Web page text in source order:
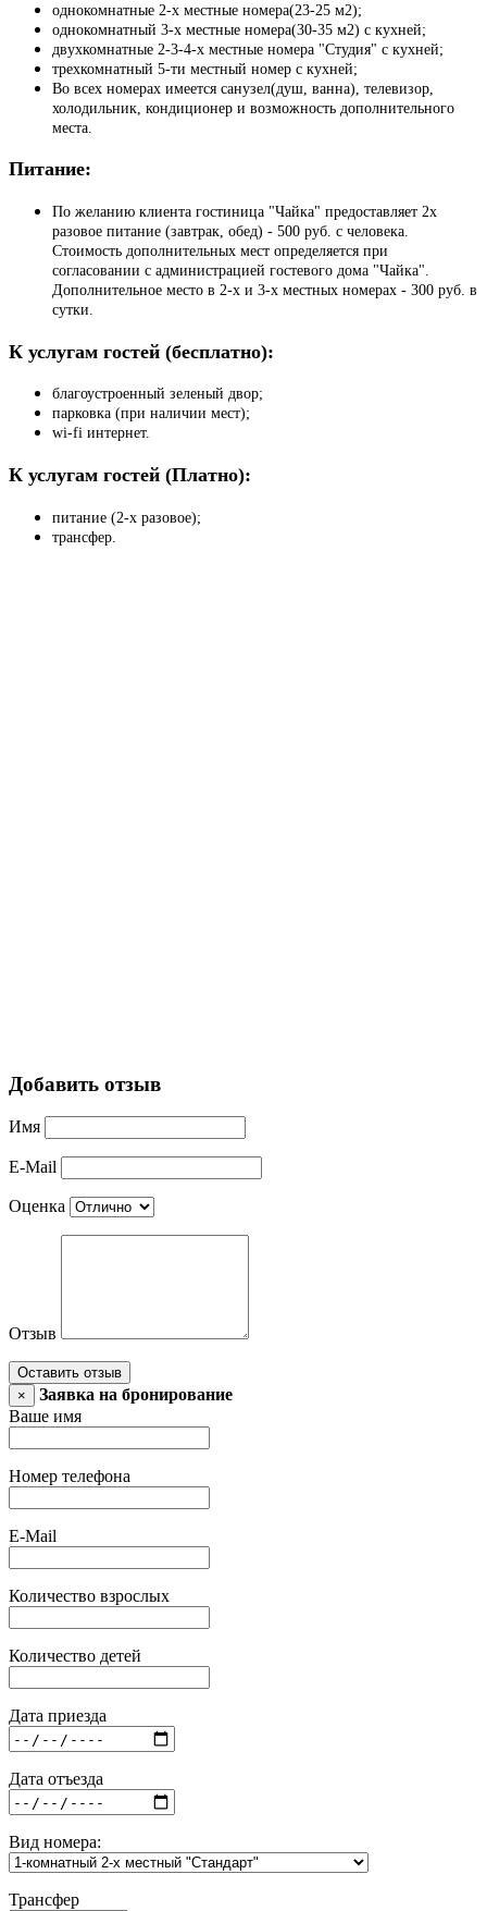
однокомнатные 2-х местные номера(23-25 м2);
однокомнатный 3-х местные номера(30-35 м2) с кухней;
двухкомнатные 2-3-4-х местные номера "Студия" с кухней;
трехкомнатный 5-ти местный номер с кухней;
Во всех номерах имеется санузел(душ, ванна), телевизор,
холодильник, кондиционер и возможность дополнительного
места.
Питание:
По желанию клиента гостиница "Чайка" предоставляет 2х
разовое питание (завтрак, обед) - 500 руб. с человека.
Стоимость дополнительных мест определяется при
согласовании с администрацией гостевого дома "Чайка".
Дополнительное место в 2-х и 3-х местных номерах - 300 руб. в
сутки.
К услугам гостей (бесплатно):
благоустроенный зеленый двор;
парковка (при наличии мест);
wi-fi интернет.
К услугам гостей (Платно):
питание (2-х разовое);
трансфер.
Добавить отзыв
Имя
E-Mail
Оценка
Отзыв
Оставить отзыв
×
Заявка на бронирование
Ваше имя
Номер телефона
E-Mail
Количество взрослых
Количество детей
Дата приезда
Дата отъезда
Вид номера:
Трансфер